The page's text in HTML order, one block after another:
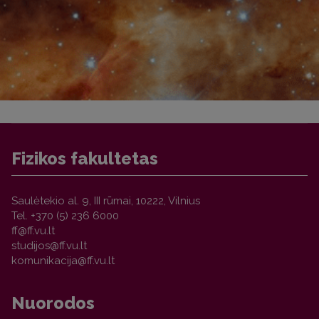
Fizikos fakultetas
Saulėtekio al. 9, III rūmai, 10222, Vilnius
Tel. +370 (5) 236 6000
Nuorodos